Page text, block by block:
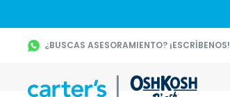
¿BUSCAS ASESORAMIENTO? ¡ESCRÍBENOS!